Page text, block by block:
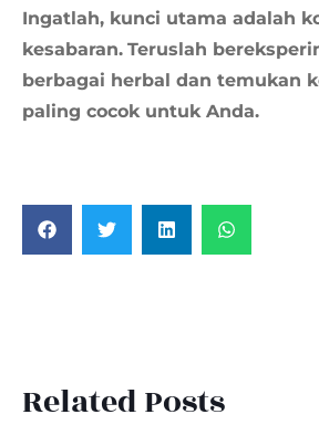
Ingatlah, kunci utama adalah
kesabaran. Teruslah
berbagai herbal dan temukan
paling cocok untuk Anda.
Related Posts